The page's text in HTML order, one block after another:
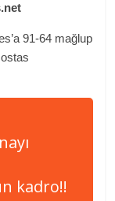
91-64 mağlup
kadro!!